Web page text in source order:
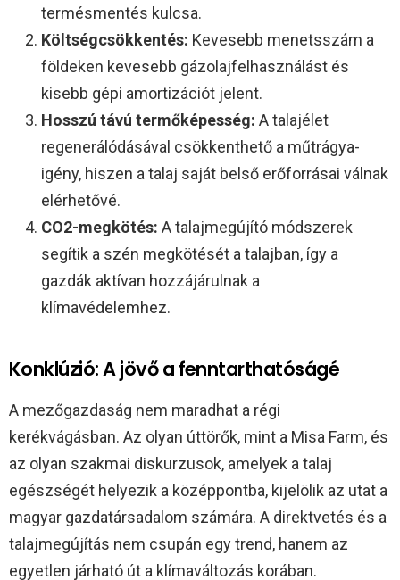
termésmentés kulcsa.
Költségcsökkentés: Kevesebb menetsszám a
földeken kevesebb gázolajfelhasználást és
kisebb gépi amortizációt jelent.
Hosszú távú termőképesség: A talajélet
regenerálódásával csökkenthető a műtrágya-
igény, hiszen a talaj saját belső erőforrásai válnak
elérhetővé.
CO2-megkötés: A talajmegújító módszerek
segítik a szén megkötését a talajban, így a
gazdák aktívan hozzájárulnak a
klímavédelemhez.
Konklúzió: A jövő a fenntarthatóságé
A mezőgazdaság nem maradhat a régi
kerékvágásban. Az olyan úttörők, mint a Misa Farm, és
az olyan szakmai diskurzusok, amelyek a talaj
egészségét helyezik a középpontba, kijelölik az utat a
magyar gazdatársadalom számára. A direktvetés és a
talajmegújítás nem csupán egy trend, hanem az
egyetlen járható út a klímaváltozás korában.